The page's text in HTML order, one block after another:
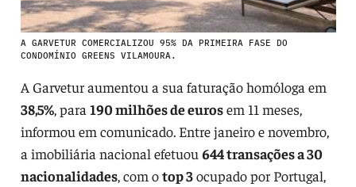
A GARVETUR COMERCIALIZOU 95% DA PRIMEIRA FASE DO
CONDOMÍNIO GREENS VILAMOURA.
A Garvetur aumentou a sua faturação homóloga em
38,5%, para 190 milhões de eurosem 11 meses,
informou em comunicado. Entre janeiro e novembro,
a imobiliária nacional efetuou 644 transações a 30
nacionalidades, com otop 3ocupado por Portugal,